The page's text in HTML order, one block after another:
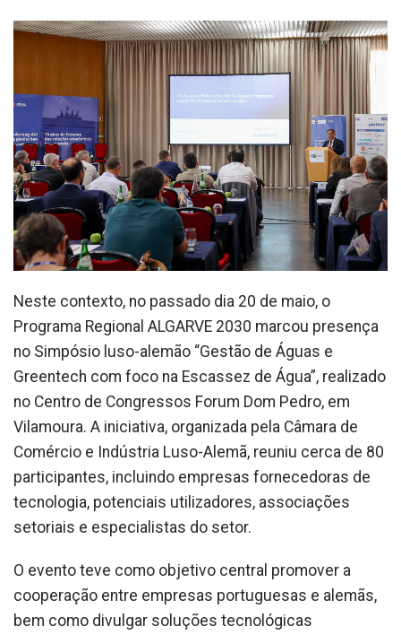
Neste contexto, no passado dia 20 de maio, o
Programa Regional ALGARVE 2030 marcou presença
no Simpósio luso-alemão “Gestão de Águas e
Greentech com foco na Escassez de Água”, realizado
no Centro de Congressos Forum Dom Pedro, em
Vilamoura. A iniciativa, organizada pela Câmara de
Comércio e Indústria Luso-Alemã, reuniu cerca de 80
participantes, incluindo empresas fornecedoras de
tecnologia, potenciais utilizadores, associações
setoriais e especialistas do setor.
O evento teve como objetivo central promover a
cooperação entre empresas portuguesas e alemãs,
bem como divulgar soluções tecnológicas